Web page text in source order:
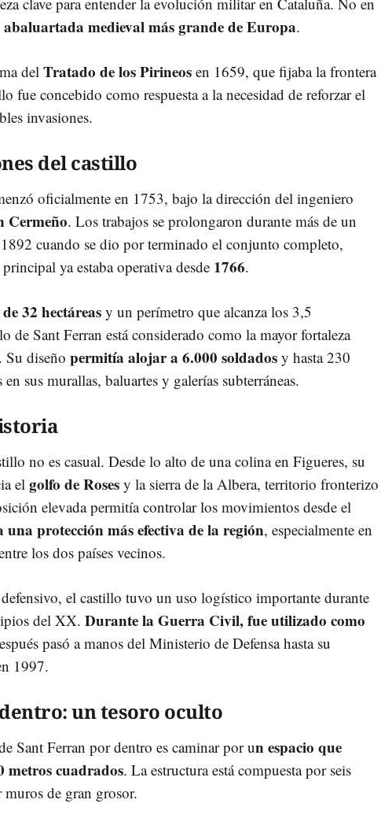
abaluartada medieval más grande de Europa.
del Tratado de los Pirineos en 1659, que fijaba la frontera
fue concebido como respuesta a la necesidad de reforzar el
invasiones.
del castillo
oficialmente en 1753, bajo la dirección del ingeniero
. Los trabajos se prolongaron durante más de un
cuando se dio por terminado el conjunto completo,
ya estaba operativa desde 1766.
32 hectáreas y un perímetro que alcanza los 3,5
de Sant Ferran está considerado como la mayor fortaleza
Su diseño permitía alojar a 6.000 soldados y hasta 230
sus murallas, baluartes y galerías subterráneas.
no es casual. Desde lo alto de una colina en Figueres, su
el golfo de Roses y la sierra de la Albera, territorio fronterizo
elevada permitía controlar los movimientos desde el
protección más efectiva de la región, especialmente en
los dos países vecinos.
el castillo tuvo un uso logístico importante durante
del XX. Durante la Guerra Civil, fue utilizado como
pasó a manos del Ministerio de Defensa hasta su
1997.
un tesoro oculto
Sant Ferran por dentro es caminar por un espacio que
metros cuadrados. La estructura está compuesta por seis
de gran grosor.